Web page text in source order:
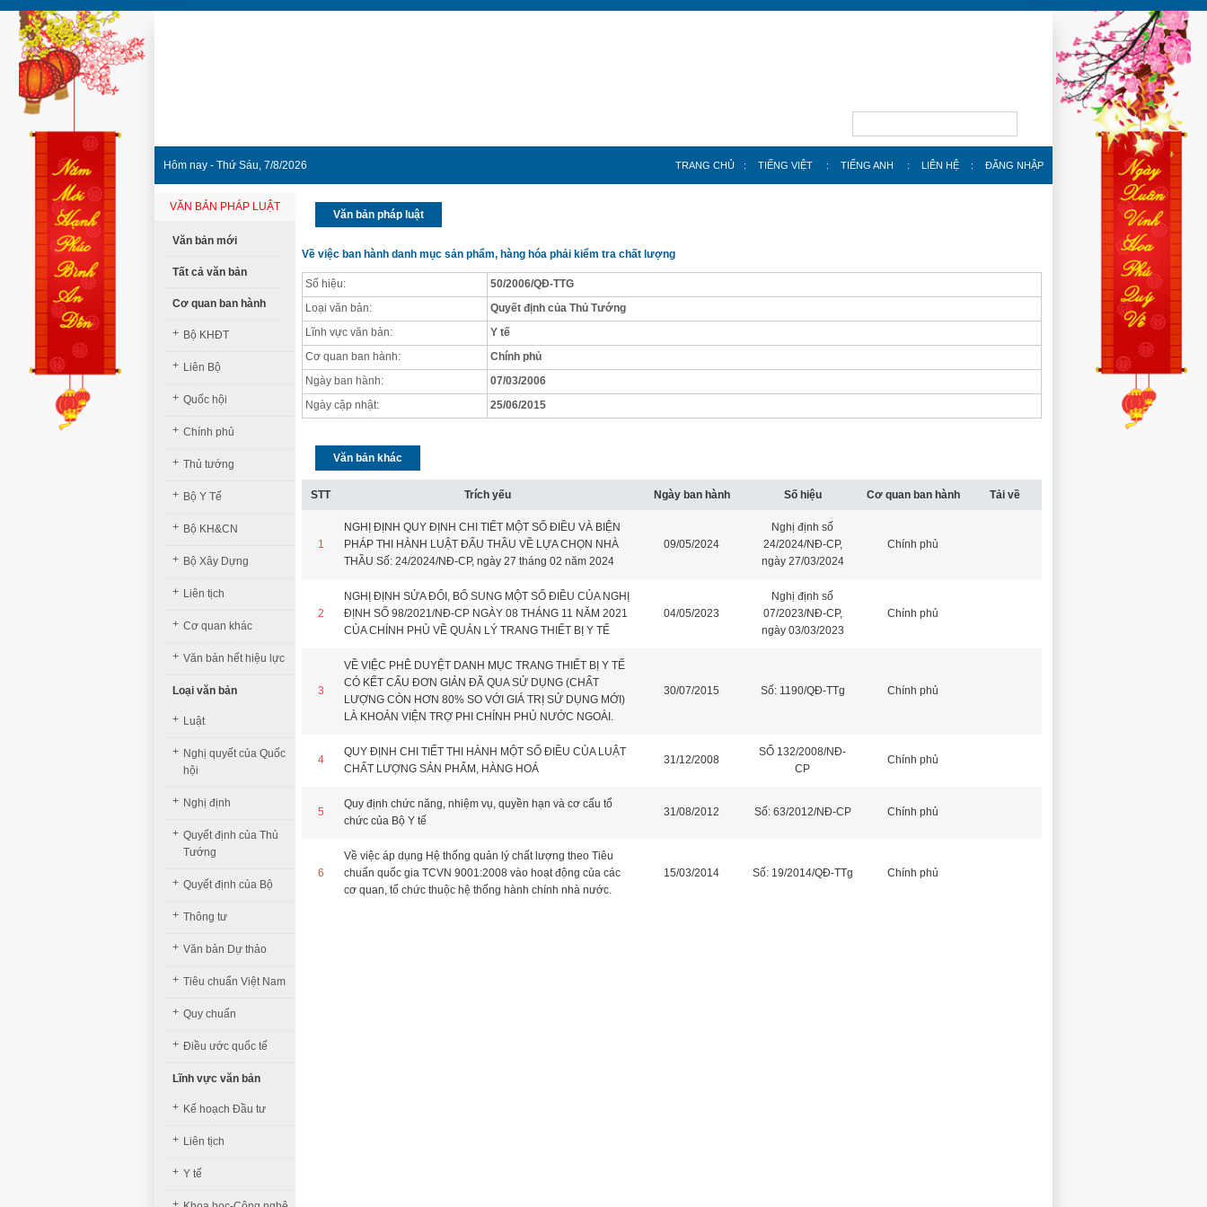
Hôm nay - Thứ Sáu, 7/8/2026 TRANG CHỦ : TIẾNG VIỆT : TIẾNG ANH : LIÊN HỆ : ĐĂNG NHẬP
VĂN BẢN PHÁP LUẬT
Văn bản mới
Tất cả văn bản
Cơ quan ban hành
+ Bộ KHĐT
+ Liên Bộ
+ Quốc hội
+ Chính phủ
+ Thủ tướng
+ Bộ Y Tế
+ Bộ KH&CN
+ Bộ Xây Dựng
+ Liên tịch
+ Cơ quan khác
+ Văn bản hết hiệu lực
Loại văn bản
+ Luật
+ Nghị quyết của Quốc
hội
+ Nghị định
+ Quyết định của Thủ
Tướng
+ Quyết định của Bộ
+ Thông tư
+ Văn bản Dự thảo
+ Tiêu chuẩn Việt Nam
+ Quy chuẩn
+ Điều ước quốc tế
Lĩnh vực văn bản
+ Kế hoạch Đầu tư
+ Liên tịch
+ Y tế
+
Văn bản pháp luật
Về việc ban hành danh mục sản phẩm, hàng hóa phải kiểm tra chất lượng
Số hiệu:
50/2006/QĐ-TTG
Loại văn bản:
Quyết định của Thủ Tướng
Lĩnh vực văn bản:
Y tế
Cơ quan ban hành:
Chính phủ
Ngày ban hành:
07/03/2006
Ngày cập nhật:
25/06/2015
Văn bản khác
STT Trích yếu Ngày ban hành Số hiệu Cơ quan ban hành Tải về
1
NGHỊ ĐỊNH QUY ĐỊNH CHI TIẾT MỘT SỐ ĐIỀU VÀ BIỆN
PHÁP THI HÀNH LUẬT ĐẤU THẦU VỀ LỰA CHỌN NHÀ
THẦU Số: 24/2024/NĐ-CP, ngày 27 tháng 02 năm 2024
09/05/2024
Nghị định số
24/2024/NĐ-CP,
ngày 27/03/2024
Chính phủ
2
NGHỊ ĐỊNH SỬA ĐỔI, BỔ SUNG MỘT SỐ ĐIỀU CỦA NGHỊ
ĐỊNH SỐ 98/2021/NĐ-CP NGÀY 08 THÁNG 11 NĂM 2021
CỦA CHÍNH PHỦ VỀ QUẢN LÝ TRANG THIẾT BỊ Y TẾ
04/05/2023
Nghị định số
07/2023/NĐ-CP,
ngày 03/03/2023
Chính phủ
3
VỀ VIỆC PHÊ DUYỆT DANH MỤC TRANG THIẾT BỊ Y TẾ
CÓ KẾT CẤU ĐƠN GIẢN ĐÃ QUA SỬ DỤNG (CHẤT
LƯỢNG CÒN HƠN 80% SO VỚI GIÁ TRỊ SỬ DỤNG MỚI)
LÀ KHOẢN VIỆN TRỢ PHI CHÍNH PHỦ NƯỚC NGOÀI.
30/07/2015 Số: 1190/QĐ-TTg Chính phủ
4
QUY ĐỊNH CHI TIẾT THI HÀNH MỘT SỐ ĐIỀU CỦA LUẬT
CHẤT LƯỢNG SẢN PHẨM, HÀNG HOÁ
31/12/2008
SỐ 132/2008/NĐ-
CP
Chính phủ
5
Quy định chức năng, nhiệm vụ, quyền hạn và cơ cấu tổ
chức của Bộ Y tế
31/08/2012 Số: 63/2012/NĐ-CP Chính phủ
6
Về việc áp dụng Hệ thống quản lý chất lượng theo Tiêu
chuẩn quốc gia TCVN 9001:2008 vào hoạt động của các
cơ quan, tổ chức thuộc hệ thống hành chính nhà nước.
15/03/2014 Số: 19/2014/QĐ-TTg Chính phủ